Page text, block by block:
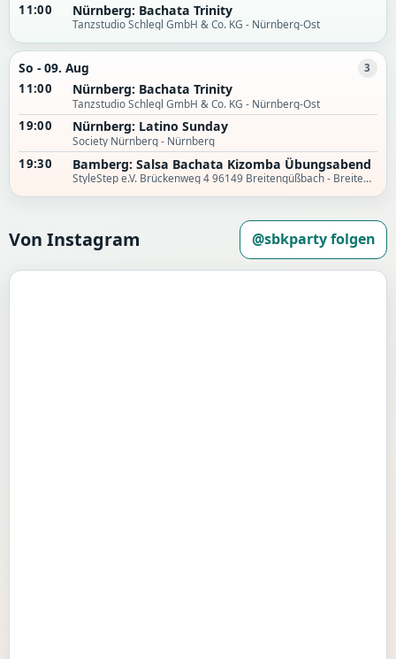
11:00 Nürnberg: Bachata Trinity
Tanzstudio Schlegl GmbH & Co. KG - Nürnberg-Ost
So - 09. Aug 3
11:00 Nürnberg: Bachata Trinity
Tanzstudio Schlegl GmbH & Co. KG - Nürnberg-Ost
19:00 Nürnberg: Latino Sunday
Society Nürnberg - Nürnberg
19:30 Bamberg: Salsa Bachata Kizomba Übungsabend
StyleStep e.V. Brückenweg 4 96149 Breitengüßbach - Breitengüßbach
Von Instagram @sbkparty folgen